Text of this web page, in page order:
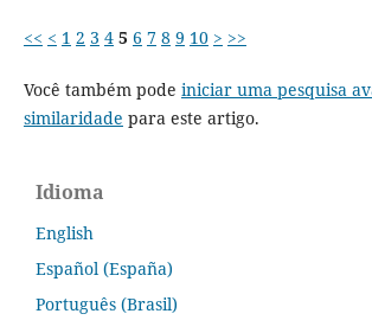
<< < 1 2 3 4 5 6 7 8 9 10 > >>
Você também pode iniciar uma pesquisa
similaridade para este artigo.
Idioma
English
Español (España)
Português (Brasil)